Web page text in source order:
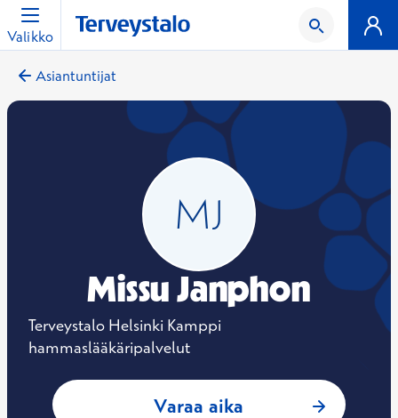
Valikko
Asiantuntijat
Missu Janphon
Terveystalo Helsinki Kamppi
hammaslääkäripalvelut
Varaa aika : Missu Janphon,